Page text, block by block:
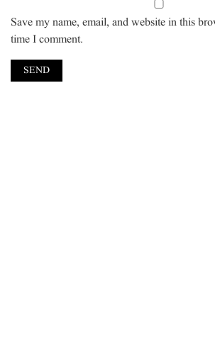
Save my name, email, and website in this
time I comment.